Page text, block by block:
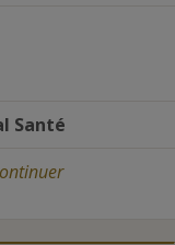
Santé